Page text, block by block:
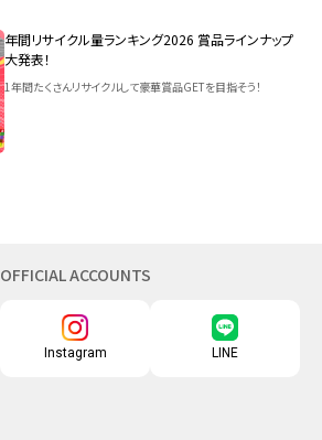
年間リサイクル量ランキング2026 賞品ラインナップ
大発表！
1年間たくさんリサイクルして豪華賞品GETを目指そう！
OFFICIAL ACCOUNTS
Instagram LINE